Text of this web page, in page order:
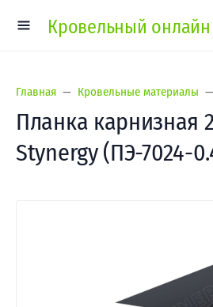
Кровельный онлайн
Главная Кровельные материалы
Планка карнизная
Stynergy (ПЭ-7024-